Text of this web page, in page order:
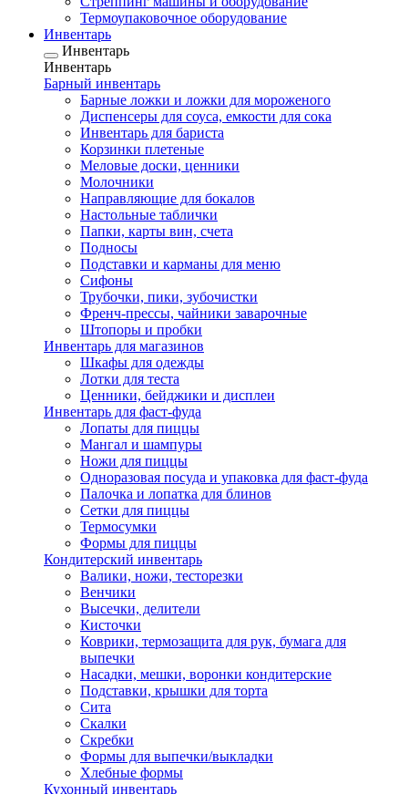
Термоупаковочное оборудование
Инвентарь
Инвентарь
Инвентарь
Барный инвентарь
Барные ложки и ложки для мороженого
Диспенсеры для соуса, емкости для сока
Инвентарь для бариста
Корзинки плетеные
Меловые доски, ценники
Молочники
Направляющие для бокалов
Настольные таблички
Папки, карты вин, счета
Подносы
Подставки и карманы для меню
Сифоны
Трубочки, пики, зубочистки
Френч-прессы, чайники заварочные
Штопоры и пробки
Инвентарь для магазинов
Шкафы для одежды
Лотки для теста
Ценники, бейджики и дисплеи
Инвентарь для фаст-фуда
Лопаты для пиццы
Мангал и шампуры
Ножи для пиццы
Одноразовая посуда и упаковка для фаст-фуда
Палочка и лопатка для блинов
Сетки для пиццы
Термосумки
Формы для пиццы
Кондитерский инвентарь
Валики, ножи, тесторезки
Венчики
Высечки, делители
Кисточки
Коврики, термозащита для рук, бумага для
выпечки
Насадки, мешки, воронки кондитерские
Подставки, крышки для торта
Сита
Скалки
Скребки
Формы для выпечки/выкладки
Хлебные формы
Кухонный инвентарь